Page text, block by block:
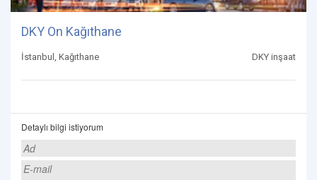
DKY On Kağıthane
İstanbul, Kağıthane DKY inşaat
Detaylı bilgi istiyorum